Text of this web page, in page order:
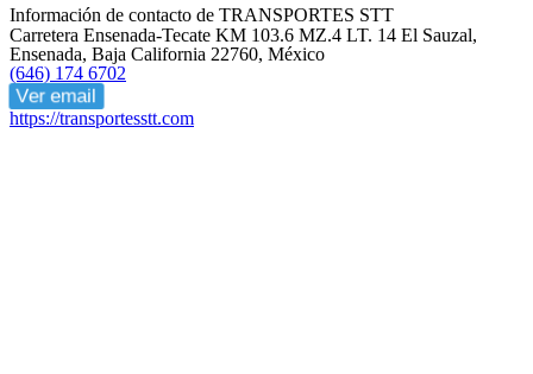
Información de contacto de TRANSPORTES STT
Carretera Ensenada-Tecate KM 103.6 MZ.4 LT. 14 El Sauzal,
Ensenada, Baja California 22760, México
(646) 174 6702
Ver email
https://transportesstt.com